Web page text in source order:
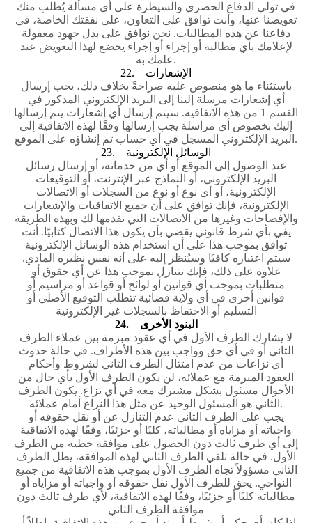
في تولي الدفاع الحصري والسيطرة على أي مسألة يُطلب منك
تعويضنا عنها، وأنت توافق على التعاون، على نفقتك الخاصة، في
دفاعنا عن هذه المطالبات. نحن نوافق على بذل جهود معقولة
لإعلامك بأي مطالبة أو إجراء أو إجراء يخضع لهذا التعويض عند
علمك به.
22. الإشعارات
باستثناء ما هو منصوص عليه صراحةً بخلاف ذلك، يجب إرسال
أي إشعارات مرسلة إلينا إلى البريد الإلكتروني المذكور في
القسم 1 من هذه الاتفاقية. سيتم إرسال أي إشعارات يتم إرسالها
إليك بخصوص أي مراسلة يجب إرسالها وفقًا لهذه الاتفاقية إلى
البريد الإلكتروني المسجل في أي حساب تم إنشاؤه على الموقع.
23. الوسائل الإلكترونية
عند الوصول إلى الموقع أو أي من خدماته، أو إرسال رسائل
البريد الإلكتروني، أو النماذج عبر الإنترنت، أو التوقيعات
الإلكترونية، أو أي نوع أو نوع من السجلات أو الاتصالات
الإلكترونية، فإنك توافق على أن جميع الاتفاقيات والإشعارات
والإفصاحات وغيرها من الاتصالات التي نقدمها لك وبهذه الطريقة
يفي بأي شرط قانوني يقضي بأن يكون هذا الاتصال كتابيًا. أنت
توافق بموجب هذا على أن استخدام هذه الوسائل الإلكترونية
سيتم اعتباره كافيًا وسيُنظر إليه على أنه نفس نظيره المادي.
علاوة على ذلك، فإنك تتنازل بموجب هذا عن أي حقوق أو
متطلبات بموجب أي قوانين أو لوائح أو قواعد أو مراسيم أو
قوانين أخرى في أي ولاية قضائية تتطلب التوقيع الأصلي أو
التسليم أو الاحتفاظ بالسجلات غير الإلكترونية
24. البنود الأخرى
لا يشارك الطرف الأول في أي عقود مبرمة بين عملاء الطرف
الثاني أو في أي حق وواجب بين هذه الأطراف. في حالة حدوث
أي نزاعات من عدم امتثال الطرف الثاني لشروط وأحكام
العقود المبرمة مع عملائه، لن يكون الطرف الأول بأي حال من
الأحوال مسئول بشكل مشترك معه في أي نزاع. يكون الطرف
الثاني هو المسئول الوحيد عن مثل هذا النزاع أمام عملائه.
يجب على الطرف الثاني عدم التنازل عن أو نقل حقوقه أو
واجباته أو مزاياه أو مطالباته، كليًا أو جزئيًا، وفقًا لهذه الاتفاقية
إلى أي طرف ثالث دون الحصول على موافقة خطية من الطرف
الأول. في حالة تلقي الطرف الثاني لهذه الموافقة، يظل الطرف
الثاني مسؤولاً تجاه الطرف الأول بموجب هذه الاتفاقية من جميع
النواحي. يحق للطرف الأول نقل حقوقه أو واجباته أو مزاياه أو
مطالباته كليًا أو جزئيًا، وفقًا لهذه الاتفاقية، لأي طرف ثالث دون
موافقة الطرف الثاني